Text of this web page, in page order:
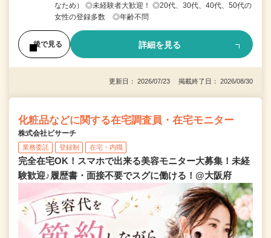
なため） ◎未経験者大歓迎！ ◎20代、30代、40代、50代の
女性の登録多数 ◎年齢不問
後で見る 詳細を見る
更新日： 2026/07/23 掲載終了日： 2026/08/30
化粧品などに関する在宅調査員・在宅モニター
株式会社ビサーチ
業務委託 登録制 在宅・内職
完全在宅OK！スマホで出来る美容モニター大募集！未経
験歓迎♪履歴書・面接不要でスグに働ける！@大阪府